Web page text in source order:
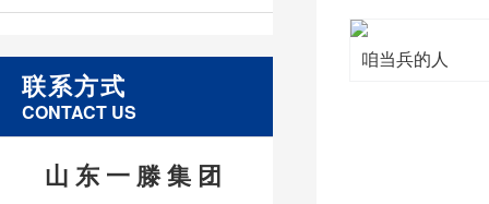
联系方式
CONTACT US
山东一滕集团
咱当兵的人